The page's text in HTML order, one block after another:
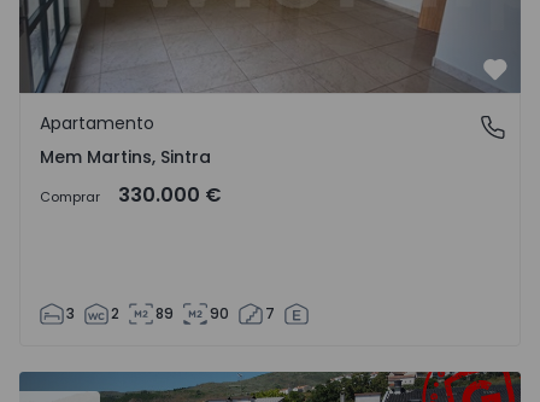
Mem Martins, Sintra
Apartamento
Mem Martins, Sintra
Comprar 330.000 €
3 2 89 90 7
- 18
Apartamento T2 Covilhã, Covilhã e Canhoso - 1497806 -